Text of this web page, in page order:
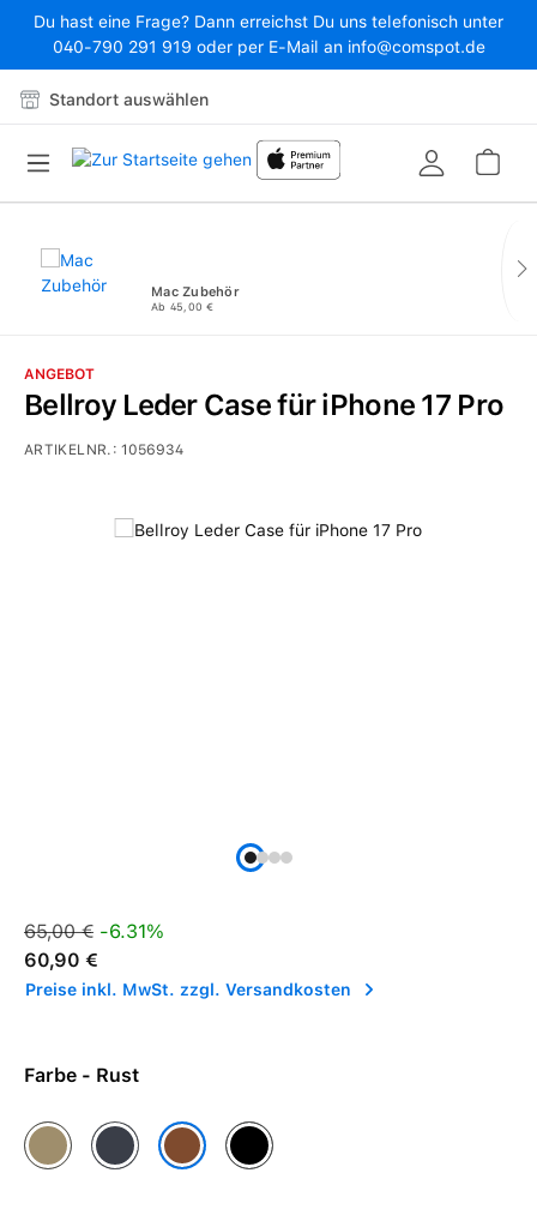
Zum Hauptinhalt springen
Du hast eine Frage? Dann erreichst Du uns telefonisch unter
040-790 291 919 oder per E-Mail an info@comspot.de
Standort auswählen
Mac Zubehör
Ab 45,00 €
Bildergalerie überspringen
ANGEBOT
Bellroy Leder Case für iPhone 17 Pro
ARTIKELNR.:1056934
Verkaufspreis:
Regulärer Preis:
65,00 € -6.31%
60,90 €
Preise inkl. MwSt. zzgl. Versandkosten
Farbe - Rust
Khaki NightskyRust Schwarz